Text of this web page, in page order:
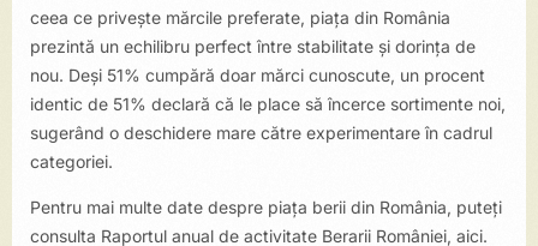
ceea ce privește mărcile preferate, piața din România
prezintă un echilibru perfect între stabilitate și dorința de
nou. Deși 51% cumpără doar mărci cunoscute, un procent
identic de 51% declară că le place să încerce sortimente noi,
sugerând o deschidere mare către experimentare în cadrul
categoriei.
Pentru mai multe date despre piața berii din România, puteți
consulta Raportul anual de activitate Berarii României, aici.